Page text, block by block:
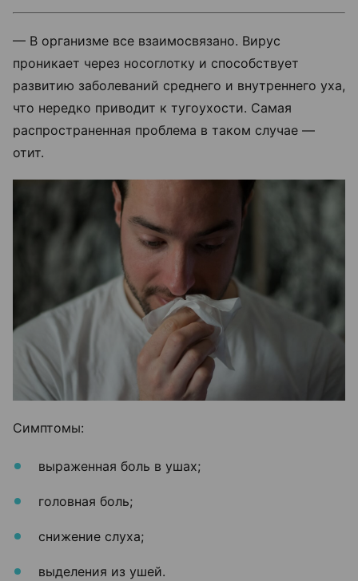
— В организме все взаимосвязано. Вирус
проникает через носоглотку и способствует
развитию заболеваний среднего и внутреннего уха,
что нередко приводит к тугоухости. Самая
распространенная проблема в таком случае —
отит.
Симптомы:
выраженная боль в ушах;
головная боль;
снижение слуха;
выделения из ушей.